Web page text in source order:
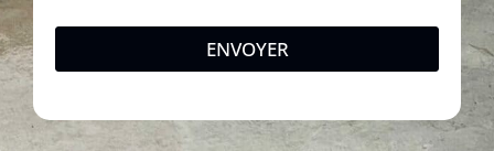
ENVOYER